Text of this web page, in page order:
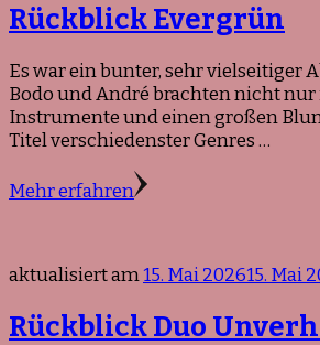
Rückblick Evergrün
Es war ein bunter, sehr vielseitiger
Bodo und André brachten nicht
Instrumente und einen großen
Titel verschiedenster Genres …
Mehr erfahren
aktualisiert am15. Mai 202615. Mai
Rückblick Duo